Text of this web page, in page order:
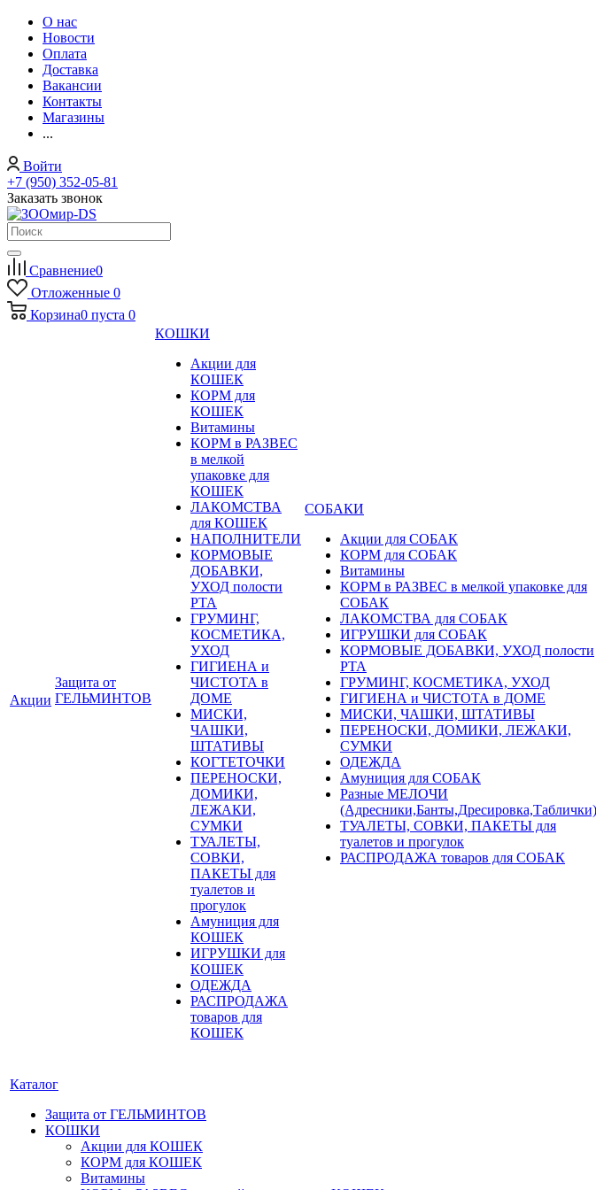
О нас
Новости
Оплата
Доставка
Вакансии
Контакты
Магазины
...
Войти
+7 (950) 352-05-81
Заказать звонок
Сравнение0
Отложенные 0
Корзина0 пуста 0
Акции
Защита от
ГЕЛЬМИНТОВ
КОШКИ
Акции для
КОШЕК
КОРМ для
КОШЕК
Витамины
КОРМ в РАЗВЕС
в мелкой
упаковке для
КОШЕК
ЛАКОМСТВА
для КОШЕК
НАПОЛНИТЕЛИ
КОРМОВЫЕ
ДОБАВКИ,
УХОД полости
РТА
ГРУМИНГ,
КОСМЕТИКА,
УХОД
ГИГИЕНА и
ЧИСТОТА в
ДОМЕ
МИСКИ,
ЧАШКИ,
ШТАТИВЫ
КОГТЕТОЧКИ
ПЕРЕНОСКИ,
ДОМИКИ,
ЛЕЖАКИ,
СУМКИ
ТУАЛЕТЫ,
СОВКИ,
ПАКЕТЫ для
туалетов и
прогулок
Амуниция для
КОШЕК
ИГРУШКИ для
КОШЕК
ОДЕЖДА
РАСПРОДАЖА
товаров для
КОШЕК
СОБАКИ
Акции для СОБАК
КОРМ для СОБАК
Витамины
КОРМ в РАЗВЕС в мелкой упаковке для
СОБАК
ЛАКОМСТВА для СОБАК
ИГРУШКИ для СОБАК
КОРМОВЫЕ ДОБАВКИ, УХОД полости
РТА
ГРУМИНГ, КОСМЕТИКА, УХОД
ГИГИЕНА и ЧИСТОТА в ДОМЕ
МИСКИ, ЧАШКИ, ШТАТИВЫ
ПЕРЕНОСКИ, ДОМИКИ, ЛЕЖАКИ,
СУМКИ
ОДЕЖДА
Амуниция для СОБАК
Разные МЕЛОЧИ
(Адресники,Банты,Дресировка,Таблички)
ТУАЛЕТЫ, СОВКИ, ПАКЕТЫ для
туалетов и прогулок
РАСПРОДАЖА товаров для СОБАК
Каталог
Защита от ГЕЛЬМИНТОВ
КОШКИ
Акции для КОШЕК
КОРМ для КОШЕК
Витамины